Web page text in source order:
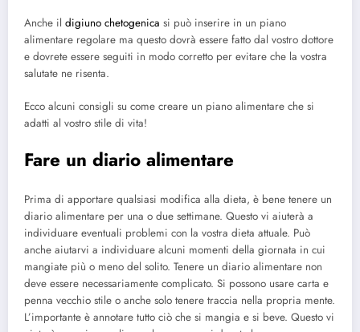
Anche il digiuno chetogenica si può inserire in un piano
alimentare regolare ma questo dovrà essere fatto dal vostro dottore
e dovrete essere seguiti in modo corretto per evitare che la vostra
salutate ne risenta.
Ecco alcuni consigli su come creare un piano alimentare che si
adatti al vostro stile di vita!
Fare un diario alimentare
Prima di apportare qualsiasi modifica alla dieta, è bene tenere un
diario alimentare per una o due settimane. Questo vi aiuterà a
individuare eventuali problemi con la vostra dieta attuale. Può
anche aiutarvi a individuare alcuni momenti della giornata in cui
mangiate più o meno del solito. Tenere un diario alimentare non
deve essere necessariamente complicato. Si possono usare carta e
penna vecchio stile o anche solo tenere traccia nella propria mente.
L’importante è annotare tutto ciò che si mangia e si beve. Questo vi